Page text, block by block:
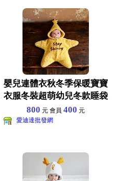
嬰兒連體衣秋冬季保暖寶寶
衣服冬裝超萌幼兒冬款睡袋
抱衣 尺寸60-110
800 元 會員400 元
愛迪達批發網